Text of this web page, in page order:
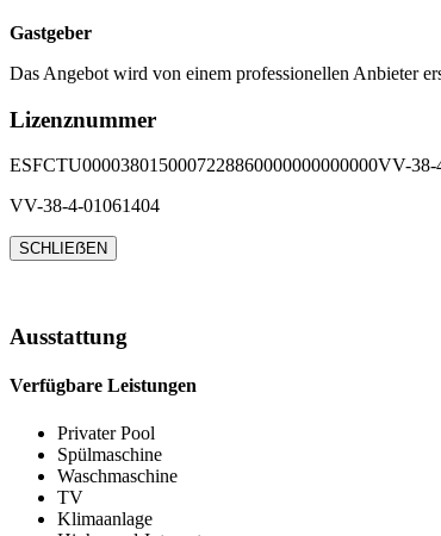
Gastgeber
Das Angebot wird von einem professionellen Anbieter
Lizenznummer
ESFCTU0000380150007228860000000000000VV-38-
VV-38-4-01061404
SCHLIEẞEN
Ausstattung
Verfügbare Leistungen
Privater Pool
Spülmaschine
Waschmaschine
TV
Klimaanlage